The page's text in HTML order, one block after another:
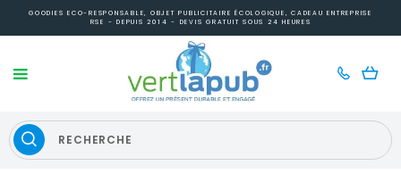
GOODIES ECO-RESPONSABLE, OBJET PUBLICITAIRE ÉCOLOGIQUE, CADEAU ENTREPRISE
RSE - DEPUIS 2014 - DEVIS GRATUIT SOUS 24 HEURES